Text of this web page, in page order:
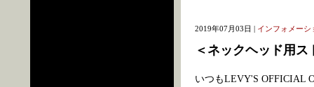
2019年07月03日 | インフォメーシ
＜ネックヘッド用
いつもLEVY'S OFFICIAL